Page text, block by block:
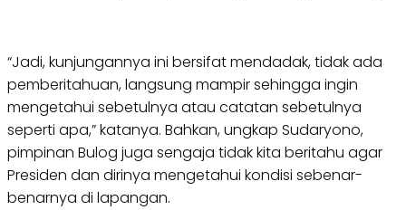
“Jadi, kunjungannya ini bersifat mendadak, tidak ada
pemberitahuan, langsung mampir sehingga ingin
mengetahui sebetulnya atau catatan sebetulnya
seperti apa,” katanya. Bahkan, ungkap Sudaryono,
pimpinan Bulog juga sengaja tidak kita beritahu agar
Presiden dan dirinya mengetahui kondisi sebenar-
benarnya di lapangan.